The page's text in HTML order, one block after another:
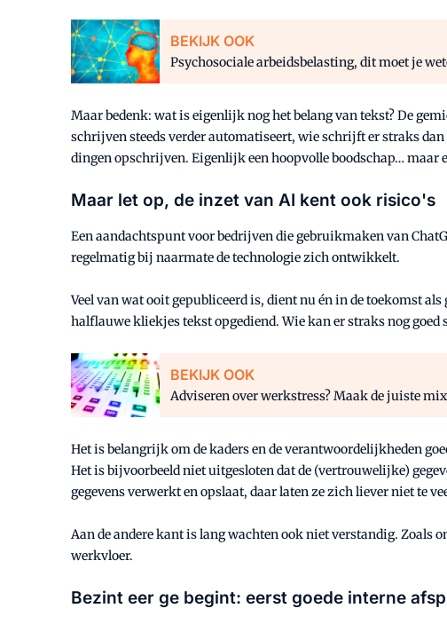
BEKIJK OOK
Psychosociale arbeidsbelasting, dit moet je
Maar bedenk: wat is eigenlijk nog het belang van tekst? De
schrijven steeds verder automatiseert, wie schrijft er straks dan
dingen opschrijven. Eigenlijk een hoopvolle boodschap… maar
Maar let op, de inzet van AI kent ook risico's
Een aandachtspunt voor bedrijven die gebruikmaken van
regelmatig bij naarmate de technologie zich ontwikkelt.
Veel van wat ooit gepubliceerd is, dient nu én in de toekomst
halflauwe kliekjes tekst opgediend. Wie kan er straks nog goed
BEKIJK OOK
Adviseren over werkstress? Maak de juiste
Het is belangrijk om de kaders en de verantwoordelijkheden
Het is bijvoorbeeld niet uitgesloten dat de (vertrouwelijke)
gegevens verwerkt en opslaat, daar laten ze zich liever niet te
Aan de andere kant is lang wachten ook niet verstandig. Zoals
werkvloer.
Bezint eer ge begint: eerst goede interne